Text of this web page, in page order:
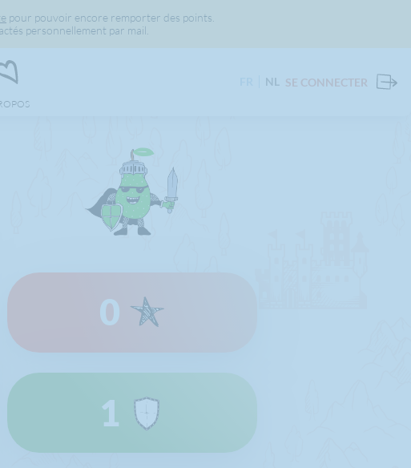
pour pouvoir encore remporter des points.
personnellement par mail.
NL SE CONNECTER
0
1